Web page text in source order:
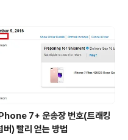
내면서 2
무료로
넘어가
오산이었
모든..
7+ 운송장 번호(트래킹
버) 빨리 얻는 방법